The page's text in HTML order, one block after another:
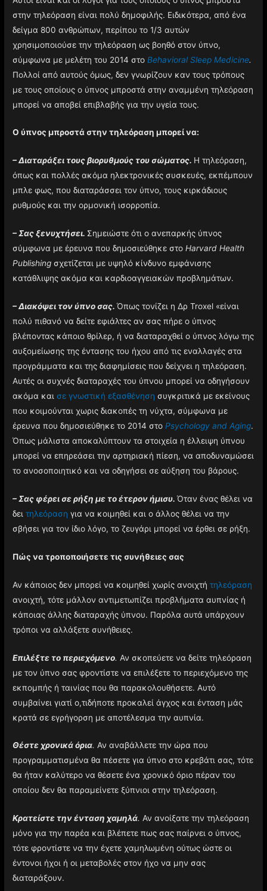
στην τηλεόραση είναι πολύ δημοφιλής. Ειδικότερα, από ένα
δείγμα 800 ανθρώπων, περίπου το 1/3 αυτών
χρησιμοποιούσε την τηλεόραση ως βοηθό στον ύπνο,
σύμφωνα με μελέτη του 2014 στοBehavioral Sleep Medicine.
Πολλοί από αυτούς όμως, δεν γνωρίζουν καν τους τρόπους
με τους οποίους ο ύπνος μπροστά στην αναμμένη τηλεόραση
μπορεί να αποβεί επιβλαβής για την υγεία τους.
Ο ύπνος μπροστά στην τηλεόραση μπορεί να:
– Διαταράξει τους βιορυθμούς του σώματος. Η τηλεόραση,
όπως και πολλές ακόμα ηλεκτρονικές συσκευές, εκπέμπουν
μπλε φως, που διαταράσσει τον ύπνο, τους κιρκάδιους
ρυθμούς και την ορμονική ισορροπία.
– Σας ξενυχτήσει. Σημειώστε ότι ο ανεπαρκής ύπνος
σύμφωνα με έρευνα που δημοσιεύθηκε στοHarvard Health
Publishingσχετίζεται με υψηλό κίνδυνο εμφάνισης
κατάθλιψης ακόμα και καρδιοαγγειακών προβλημάτων.
– Διακόψει τον ύπνο σας.Όπως τονίζει η Δρ Troxel «είναι
πολύ πιθανό να δείτε εφιάλτες αν σας πήρε ο ύπνος
βλέποντας κάποιο θρίλερ, ή να διαταραχθεί ο ύπνος λόγω της
αυξομείωσης της έντασης του ήχου από τις εναλλαγές στα
προγράμματα και της διαφημίσεις που δείχνει η τηλεόραση.
Αυτές οι συχνές διαταραχές του ύπνου μπορεί να οδηγήσουν
ακόμα καισε γνωστική εξασθένηση συγκριτικά με εκείνους
που κοιμούνται χωρις διακοπές τη νύχτα, σύμφωνα με
έρευνα που δημοσιεύθηκε το 2014 στοPsychology and Aging.
Όπως μάλιστα αποκαλύπτουν τα στοιχεία η έλλειψη ύπνου
μπορεί να επηρεάσει την αρτηριακή πίεση, να αποδυναμώσει
το ανοσοποιητικό και να οδηγήσει σε αύξηση του βάρους.
– Σας φέρει σε ρήξη με το έτερον ήμισυ.Όταν ένας θέλει να
δειτηλεόραση για να κοιμηθεί και ο άλλος θέλει να την
σβήσει για τον ίδιο λόγο, το ζευγάρι μπορεί να έρθει σε ρήξη.
Πώς να τροποποιήσετε τις συνήθειες σας
Αν κάποιος δεν μπορεί να κοιμηθεί χωρίς ανοιχτήτηλεόραση
ανοιχτή, τότε μάλλον αντιμετωπίζει προβλήματα αυπνίας ή
κάποιας άλλης διαταραχής ύπνου. Παρόλα αυτά υπάρχουν
τρόποι να αλλάξετε συνήθειες.
Επιλέξτε το περιεχόμενο. Αν σκοπεύετε να δείτε τηλεόραση
με τον ύπνο σας φροντίστε να επιλέξετε το περιεχόμενο της
εκπομπής ή ταινίας που θα παρακολουθήσετε. Αυτό
συμβαίνει γιατί ο,τιδήποτε προκαλεί άγχος και ένταση μάς
κρατά σε εγρήγορση με αποτέλεσμα την αυπνία.
Θέστε χρονικά όρια.Αν αναβάλλετε την ώρα που
προγραμματισμένα θα πέσετε για ύπνο στο κρεβάτι σας, τότε
θα ήταν καλύτερο να θέσετε ένα χρονικό όριο πέραν του
οποίου δεν θα παραμείνετε ξύπνιοι στην τηλεόραση.
Κρατείστε την ένταση χαμηλά.Αν ανοίξατε την τηλεόραση
μόνο για την παρέα και βλέπετε πως σας παίρνει ο ύπνος,
τότε φροντίστε να την έχετε χαμηλωμένη ούτως ώστε οι
έντονοι ήχοι ή οι μεταβολές στον ήχο να μην σας
διαταράξουν.